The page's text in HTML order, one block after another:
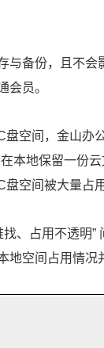
与备份，且不
会员。
盘空间，金山办
本地保留一份
空间被大量占用
找、占用不透明
地空间占用情况